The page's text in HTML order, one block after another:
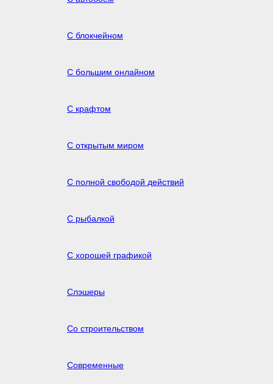
С блокчейном
С большим онлайном
С крафтом
С открытым миром
С полной свободой действий
С рыбалкой
С хорошей графикой
Слэшеры
Со строительством
Современные